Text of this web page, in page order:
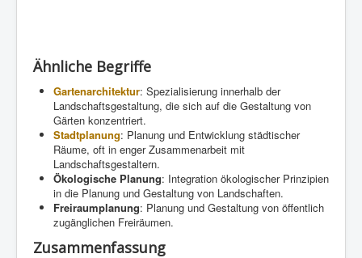
Ähnliche Begriffe
Gartenarchitektur: Spezialisierung innerhalb der
Landschaftsgestaltung, die sich auf die Gestaltung von
Gärten konzentriert.
Stadtplanung: Planung und Entwicklung städtischer
Räume, oft in enger Zusammenarbeit mit
Landschaftsgestaltern.
Ökologische Planung: Integration ökologischer Prinzipien
in die Planung und Gestaltung von Landschaften.
Freiraumplanung: Planung und Gestaltung von öffentlich
zugänglichen Freiräumen.
Zusammenfassung